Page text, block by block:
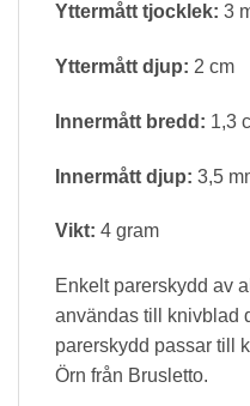
Yttermått tjocklek: 3
Yttermått djup: 2 cm
Innermått bredd: 1,3
Innermått djup: 3,5
Vikt: 4 gram
Enkelt parerskydd av
användas till knivblad
parerskydd passar till
Örn från Brusletto.